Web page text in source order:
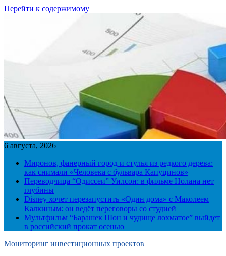
Перейти к содержимому
6 августа, 2026
Миронов, фанерный город и стулья из редкого дерева:
как снимали «Человека с бульвара Капуцинов»
Переводчица “Одиссеи” Уилсон: в фильме Нолана нет
глубины
Disney хочет перезапустить «Один дома» с Маколеем
Калкиным: он ведёт переговоры со студией
Мультфильм “Барашек Шон и чудище лохматое” выйдет
в российский прокат осенью
Мониторинг инвестиционных проектов